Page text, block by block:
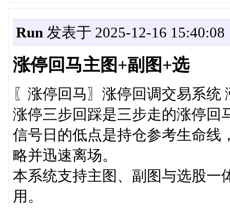
Run 发表于 2025-12-16 15:40:08
涨停回马主图+副图+选
〖涨停回马〗涨停回调交易系
涨停三步回踩是三步走的涨停回
信号日的低点是持仓参考生命线
略并迅速离场。
本系统支持主图、副图与选股一
用。